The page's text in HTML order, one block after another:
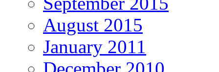
August 2015
January 2011